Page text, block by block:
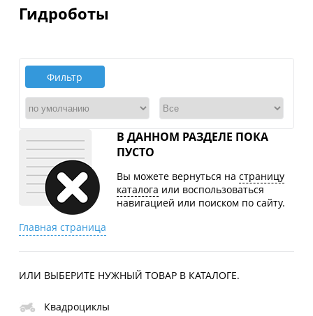
Гидроботы
Фильтр
В ДАННОМ РАЗДЕЛЕ ПОКА
ПУСТО
Вы можете вернуться на страницу
каталога или воспользоваться
навигацией или поиском по сайту.
Главная страница
ИЛИ ВЫБЕРИТЕ НУЖНЫЙ ТОВАР В КАТАЛОГЕ.
Квадроциклы